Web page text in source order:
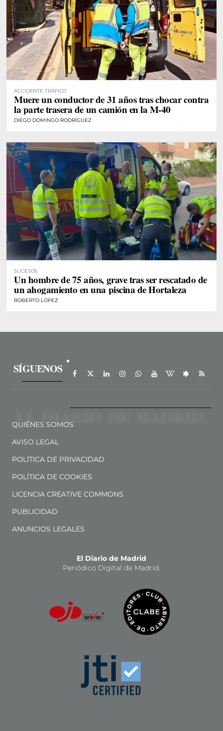
ACCIDENTE TRÁFICO
Muere un conductor de 31 años tras chocar contra
la parte trasera de un camión en la M-40
DIEGO DOMINGO RODRÍGUEZ
SUCESOS
Un hombre de 75 años, grave tras ser rescatado de
un ahogamiento en una piscina de Hortaleza
ROBERTO LÓPEZ
SÍGUENOS
QUIÉNES SOMOS
AVISO LEGAL
POLÍTICA DE PRIVACIDAD
POLÍTICA DE COOKIES
LICENCIA CREATIVE COMMONS
PUBLICIDAD
ANUNCIOS LEGALES
El Diario de Madrid
Periódico Digital de Madrid.